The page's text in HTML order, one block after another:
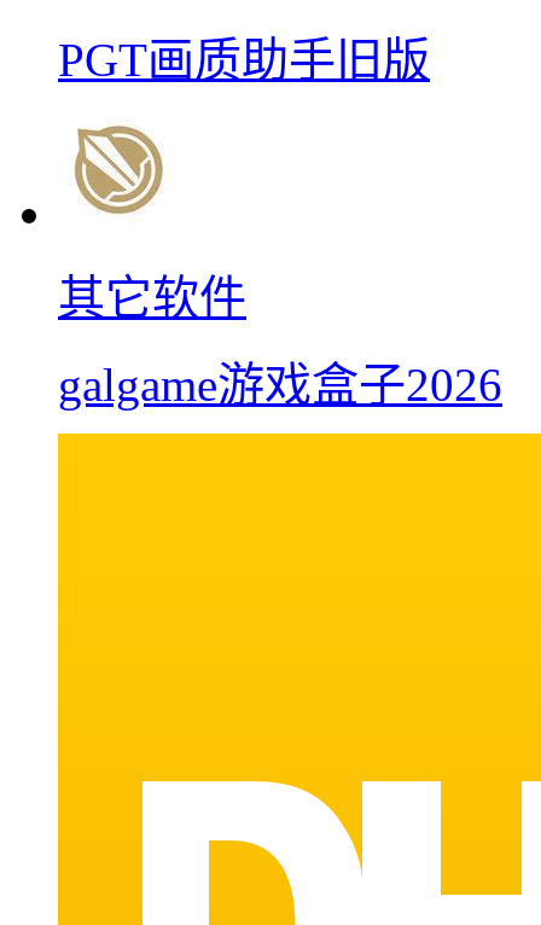
PGT画质助手旧版
其它软件
galgame游戏盒子2026